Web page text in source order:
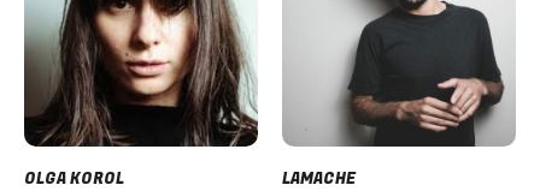
OLGA KOROL LAMACHE